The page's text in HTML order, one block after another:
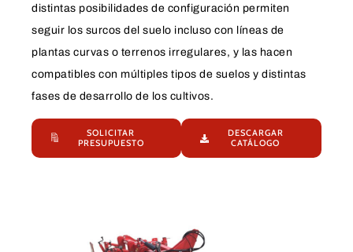
distintas posibilidades de configuración permiten
seguir los surcos del suelo incluso con líneas de
plantas curvas o terrenos irregulares, y las hacen
compatibles con múltiples tipos de suelos y distintas
fases de desarrollo de los cultivos.
SOLICITAR
PRESUPUESTO
DESCARGAR
CATÁLOGO